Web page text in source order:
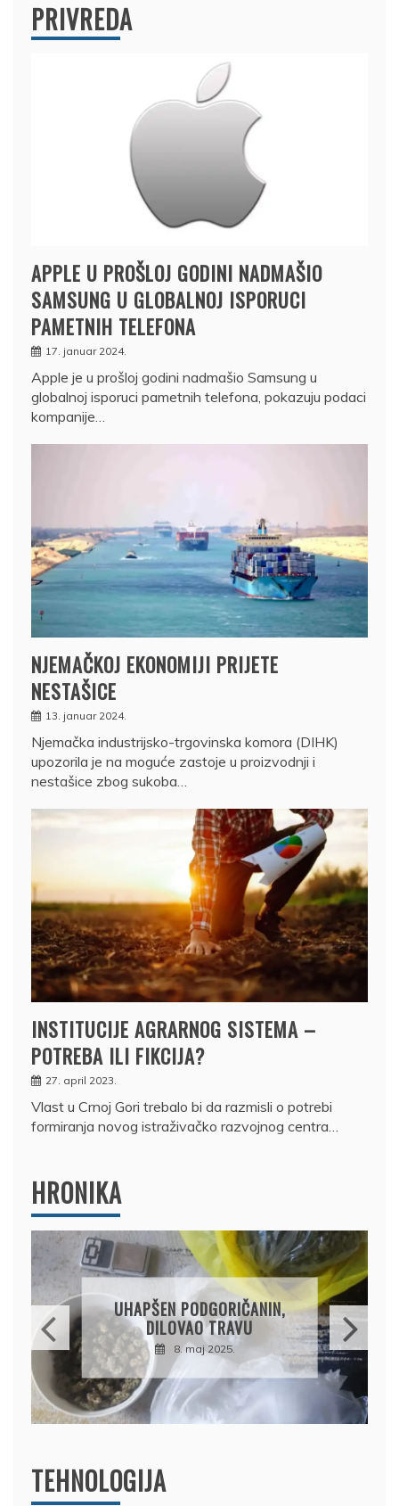
PRIVREDA
APPLE U PROŠLOJ GODINI NADMAŠIO
SAMSUNG U GLOBALNOJ ISPORUCI
PAMETNIH TELEFONA
17. januar 2024.
Apple je u prošloj godini nadmašio Samsung u
globalnoj isporuci pametnih telefona, pokazuju podaci
kompanije…
NJEMAČKOJ EKONOMIJI PRIJETE
NESTAŠICE
13. januar 2024.
Njemačka industrijsko-trgovinska komora (DIHK)
upozorila je na moguće zastoje u proizvodnji i
nestašice zbog sukoba…
INSTITUCIJE AGRARNOG SISTEMA –
POTREBA ILI FIKCIJA?
27. april 2023.
Vlast u Crnoj Gori trebalo bi da razmisli o potrebi
formiranja novog istraživačko razvojnog centra…
HRONIKA
DRŽAVLJANIN RUSIJE
OSUMNJIČEN DA JE
PRODAO TUĐI BMW,
DRŽAVU NAPUSTIO
BRODOM
12. februar 2025.
TEHNOLOGIJA